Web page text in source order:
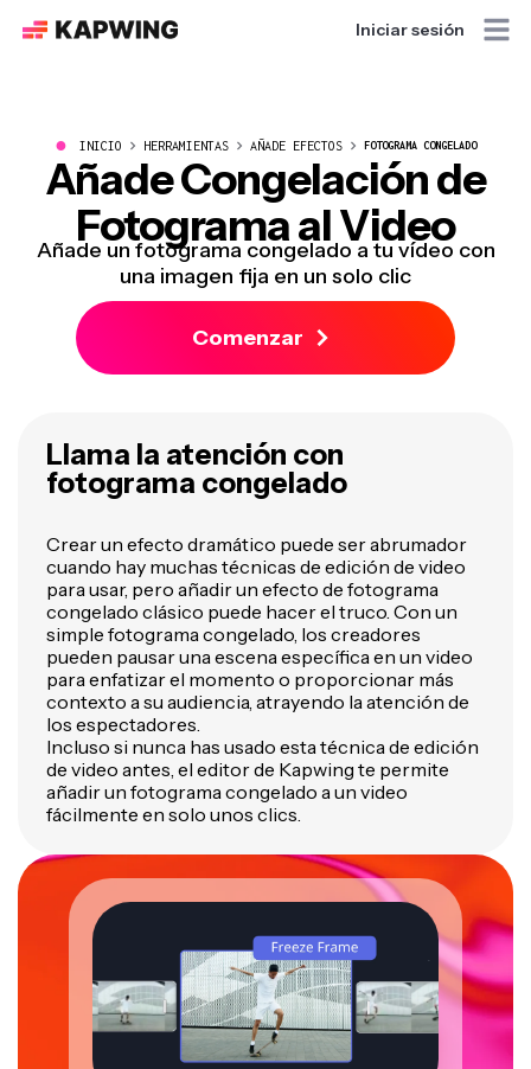
Iniciar sesión
● INICIO HERRAMIENTAS AÑADE EFECTOS FOTOGRAMA CONGELADO
Añade Congelación de
Fotograma al Video
Añade un fotograma congelado a tu vídeo con
una imagen fija en un solo clic
Comenzar
Llama la atención con
fotograma congelado
Crear un efecto dramático puede ser abrumador
cuando hay muchas técnicas de edición de video
para usar, pero añadir un efecto de fotograma
congelado clásico puede hacer el truco. Con un
simple fotograma congelado, los creadores
pueden pausar una escena específica en un video
para enfatizar el momento o proporcionar más
contexto a su audiencia, atrayendo la atención de
los espectadores.
Incluso si nunca has usado esta técnica de edición
de video antes, el editor de Kapwing te permite
añadir un fotograma congelado a un video
fácilmente en solo unos clics.